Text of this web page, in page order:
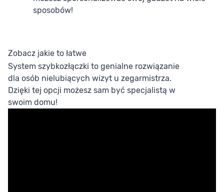
sposobów!
Zobacz jakie to łatwe
System szybkozłączki to genialne rozwiązanie
dla osób nielubiących wizyt u zegarmistrza.
Dzięki tej opcji możesz sam być specjalistą w
swoim domu!